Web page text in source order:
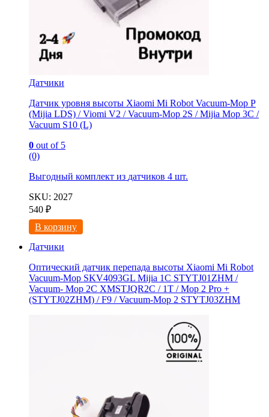
Датчики
Датчик уровня высоты Xiaomi Mi Robot Vacuum-Mop P
(Mijia LDS) / Viomi V2 / Vacuum-Mop 2S / Mijia Mop 3C /
Vacuum S10 (L)
0 out of 5
(0)
Выгодный комплект из датчиков 4 шт.
SKU: 2027
540 ₽
В корзину
Датчики
Оптический датчик перепада высоты Xiaomi Mi Robot
Vacuum-Mop SKV4093GL Mijia 1C STYTJ01ZHM /
Vacuum- Mop 2C XMSTJQR2C / 1T / Mop 2 Pro +
(STYTJ02ZHM) / F9 / Vacuum-Mop 2 STYTJ03ZHM